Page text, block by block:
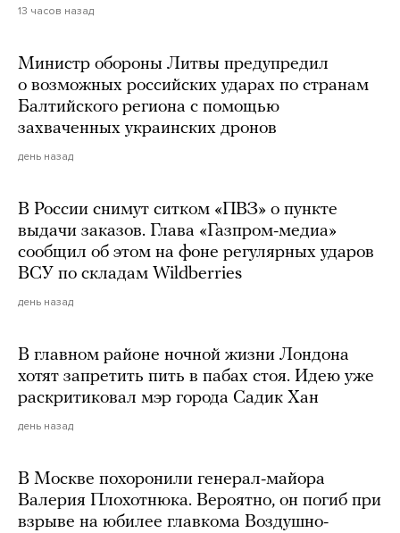
13 часов назад
Министр обороны Литвы предупредил
о возможных российских ударах по странам
Балтийского региона с помощью
захваченных украинских дронов
день назад
В России снимут ситком «ПВЗ» о пункте
выдачи заказов. Глава «Газпром-медиа»
сообщил об этом на фоне регулярных ударов
ВСУ по складам Wildberries
день назад
В главном районе ночной жизни Лондона
хотят запретить пить в пабах стоя. Идею уже
раскритиковал мэр города Садик Хан
день назад
В Москве похоронили генерал-майора
Валерия Плохотнюка. Вероятно, он погиб при
взрыве на юбилее главкома Воздушно-